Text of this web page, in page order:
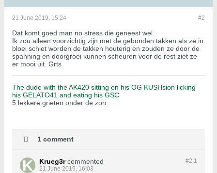
#2
21 June 2019, 15:24
Dat komt goed man no stress die geneest wel.
Ik zou alleen voorzichtig zijn met de gebonden takken als ze in
bloei schiet worden de takken houterig en zouden ze door de
spanning en doorgroei kunnen scheuren voor de rest ziet ze
er mooi uit. Grts
The dude with the AK420 sitting on his OG KUSHsion licking
his GELATO41 and eating his GSC
5 lekkere grieten onder de zon
1 comment
#2.1
Krueg3r commented
21 June 2019, 16:03